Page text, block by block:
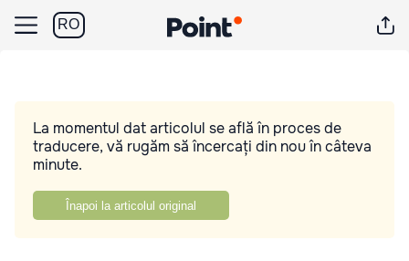
RO
La momentul dat articolul se află în proces de
traducere, vă rugăm să încercați din nou în câteva
minute.
Înapoi la articolul original